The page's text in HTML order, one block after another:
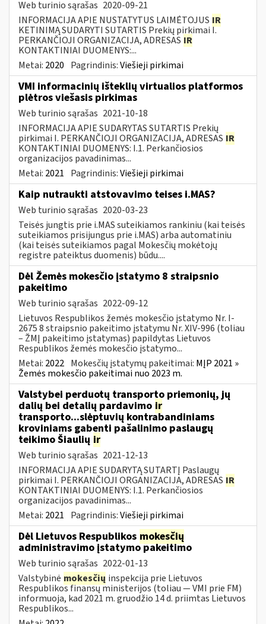
Web turinio sąrašas 2020-09-21
INFORMACIJA APIE NUSTATYTUS LAIMĖTOJUS IR
KETINIMĄ SUDARYTI SUTARTIS Prekių pirkimai I.
PERKANČIOJI ORGANIZACIJA, ADRESAS IR
KONTAKTINIAI DUOMENYS:...
Metai: 2020 Pagrindinis:Viešieji pirkimai
VMI informacinių išteklių virtualios platformos
plėtros viešasis pirkimas
Web turinio sąrašas 2021-10-18
INFORMACIJA APIE SUDARYTAS SUTARTIS Prekių
pirkimai I. PERKANČIOJI ORGANIZACIJA, ADRESAS IR
KONTAKTINIAI DUOMENYS: I.1. Perkančiosios
organizacijos pavadinimas...
Metai: 2021 Pagrindinis:Viešieji pirkimai
Kaip nutraukti atstovavimo teises i.MAS?
Web turinio sąrašas 2020-03-23
Teisės jungtis prie i.MAS suteikiamos rankiniu (kai teisės
suteikiamos prisijungus prie i.MAS) arba automatiniu
(kai teisės suteikiamos pagal Mokesčių mokėtojų
registre pateiktus duomenis) būdu....
Dėl Žemės mokesčio įstatymo 8 straipsnio
pakeitimo
Web turinio sąrašas 2022-09-12
Lietuvos Respublikos žemės mokesčio įstatymo Nr. I-
2675 8 straipsnio pakeitimo įstatymu Nr. XIV-996 (toliau
– ŽMĮ pakeitimo įstatymas) papildytas Lietuvos
Respublikos žemės mokesčio įstatymo...
Metai: 2022 Mokesčių įstatymų pakeitimai: MĮP 2021 »
Žemės mokesčio pakeitimai nuo 2023 m.
Valstybei perduotų transporto priemonių, jų
dalių bei detalių pardavimo ir
transporto...slėptuvių kontrabandiniams
kroviniams gabenti pašalinimo paslaugų
teikimo Šiaulių ir
Web turinio sąrašas 2021-12-13
INFORMACIJA APIE SUDARYTĄ SUTARTĮ Paslaugų
pirkimai I. PERKANČIOJI ORGANIZACIJA, ADRESAS IR
KONTAKTINIAI DUOMENYS: I.1. Perkančiosios
organizacijos pavadinimas...
Metai: 2021 Pagrindinis:Viešieji pirkimai
Dėl Lietuvos Respublikos mokesčių
administravimo įstatymo pakeitimo
Web turinio sąrašas 2022-01-13
Valstybinė mokesčių inspekcija prie Lietuvos
Respublikos finansų ministerijos (toliau — VMI prie FM)
informuoja, kad 2021 m. gruodžio 14 d. priimtas Lietuvos
Respublikos...